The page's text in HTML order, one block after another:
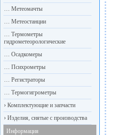
… Метеомачты
… Метеостанции
… Термометры
гидрометеорологические
… Осадкомеры
… Психрометры
… Регистраторы
… Термогигрометры
› Комплектующие и запчасти
› Изделия, снятые с производства
Информация